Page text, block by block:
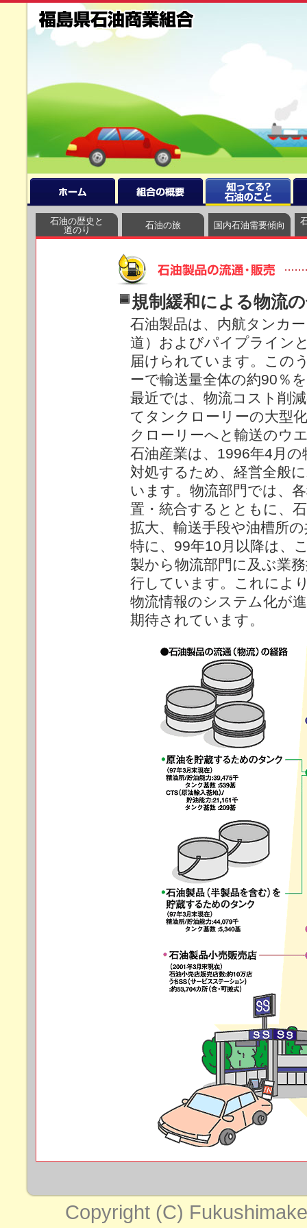
石油の歴史と
道のり
石油の旅 国内石油需要傾向
規制緩和による物流
石油製品は、内航タンカ
道）およびパイプライン
届けられています。この
ーで輸送量全体の約90％
最近では、物流コスト削
てタンクローリーの大型
クローリーへと輸送のウ
石油産業は、1996年4月
対処するため、経営全般
います。物流部門では、
置・統合するとともに、
拡大、輸送手段や油槽所
特に、99年10月以降は、
製から物流部門に及ぶ業
行しています。これによ
物流情報のシステム化が
期待されています。
Copyright (C)